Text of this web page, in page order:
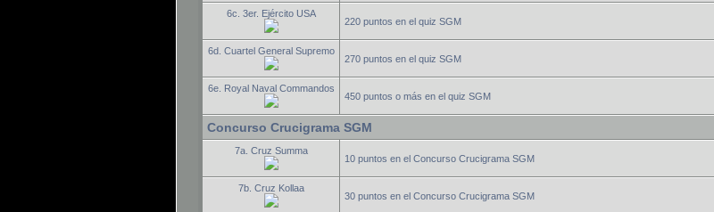
6c. 3er. Ejército USA
220 puntos en el quiz SGM
6d. Cuartel General Supremo
270 puntos en el quiz SGM
6e. Royal Naval Commandos
450 puntos o más en el quiz SGM
Concurso Crucigrama SGM
7a. Cruz Summa
10 puntos en el Concurso Crucigrama SGM
7b. Cruz Kollaa
30 puntos en el Concurso Crucigrama SGM